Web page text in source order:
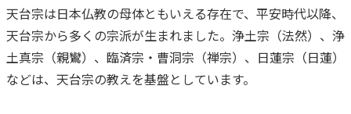
天台宗は日本仏教の母体ともいえる存在で、平安時代以降、
天台宗から多くの宗派が生まれました。浄土宗（法然）、浄
土真宗（親鸞）、臨済宗・曹洞宗（禅宗）、日蓮宗（日蓮）
などは、天台宗の教えを基盤としています。